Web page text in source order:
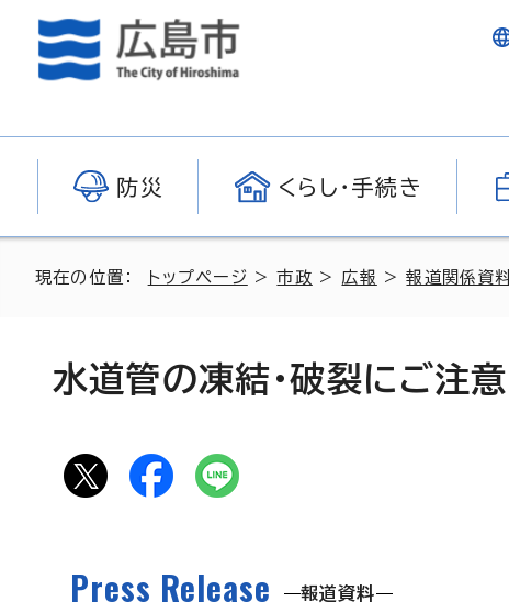
防災 くらし・手続き
現在の位置： トップページ >市政 > 広報 >報道関係資
水道管の凍結・破裂にご注
Press Release 報道資料